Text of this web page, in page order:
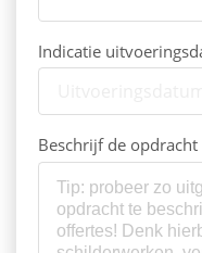
Indicatie
Beschrijf de